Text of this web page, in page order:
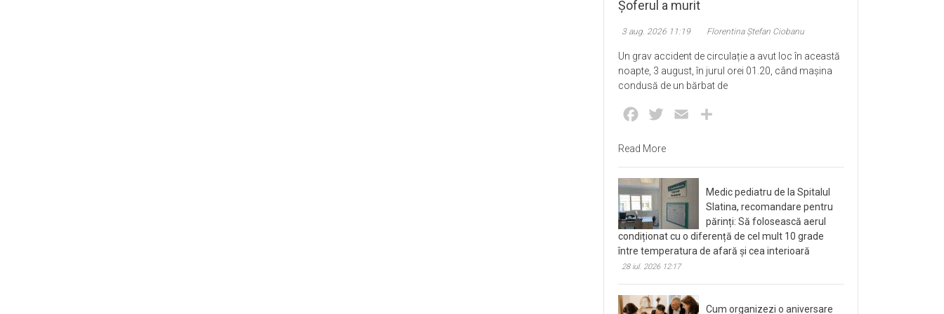
Șoferul a murit
3 aug. 2026 11:19 Florentina Ștefan Ciobanu
Un grav accident de circulație a avut loc în această
noapte, 3 august, în jurul orei 01.20, când mașina
condusă de un bărbat de
Facebook
Twitter Email
Read More
Medic pediatru de la Spitalul
Slatina, recomandare pentru
părinți: Să folosească aerul
condiționat cu o diferență de cel mult 10 grade
între temperatura de afară și cea interioară
28 iul. 2026 12:17
Cum organizezi o aniversare